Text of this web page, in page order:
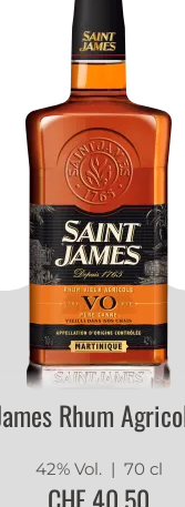
Rhum
42% Vol. | 70 cl